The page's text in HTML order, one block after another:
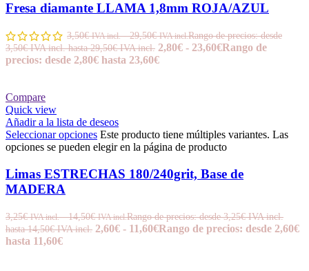
Fresa diamante LLAMA 1,8mm ROJA/AZUL
3,50€ IVA incl. - 29,50€ IVA incl.Rango de precios: desde
3,50€ IVA incl. hasta 29,50€ IVA incl. 2,80€ - 23,60€Rango de
precios: desde 2,80€ hasta 23,60€
Compare
Quick view
Añadir a la lista de deseos
Seleccionar opciones Este producto tiene múltiples variantes. Las
opciones se pueden elegir en la página de producto
Limas ESTRECHAS 180/240grit, Base de
MADERA
3,25€ IVA incl. - 14,50€ IVA incl.Rango de precios: desde 3,25€ IVA incl.
hasta 14,50€ IVA incl. 2,60€ - 11,60€Rango de precios: desde 2,60€
hasta 11,60€